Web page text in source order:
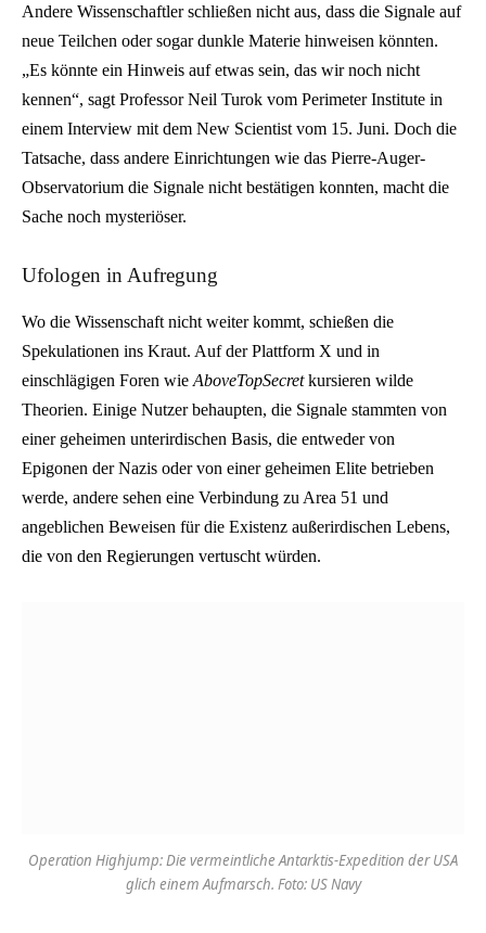
Andere Wissenschaftler schließen nicht aus, dass die Signale auf
neue Teilchen oder sogar dunkle Materie hinweisen könnten.
„Es könnte ein Hinweis auf etwas sein, das wir noch nicht
kennen“, sagt Professor Neil Turok vom Perimeter Institute in
einem Interview mit dem New Scientist vom 15. Juni. Doch die
Tatsache, dass andere Einrichtungen wie das Pierre-Auger-
Observatorium die Signale nicht bestätigen konnten, macht die
Sache noch mysteriöser.
Ufologen in Aufregung
Wo die Wissenschaft nicht weiter kommt, schießen die
Spekulationen ins Kraut. Auf der Plattform X und in
einschlägigen Foren wie AboveTopSecretkursieren wilde
Theorien. Einige Nutzer behaupten, die Signale stammten von
einer geheimen unterirdischen Basis, die entweder von
Epigonen der Nazis oder von einer geheimen Elite betrieben
werde, andere sehen eine Verbindung zu Area 51 und
angeblichen Beweisen für die Existenz außerirdischen Lebens,
die von den Regierungen vertuscht würden.
Operation Highjump: Die vermeintliche Antarktis-Expedition der USA
glich einem Aufmarsch. Foto: US Navy